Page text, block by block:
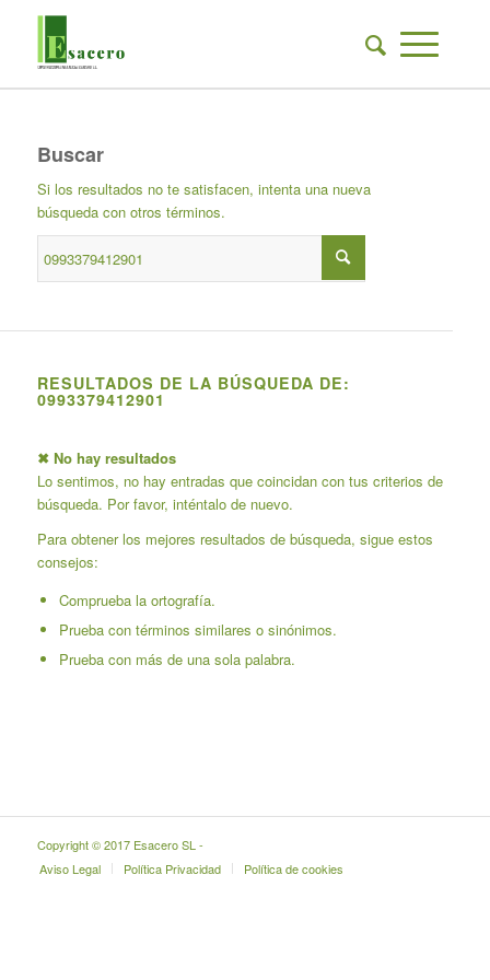
Buscar
Si los resultados no te satisfacen, intenta una nueva
búsqueda con otros términos.
RESULTADOS DE LA BÚSQUEDA DE:
0993379412901
✖ No hay resultados
Lo sentimos, no hay entradas que coincidan con tus criterios de
búsqueda. Por favor, inténtalo de nuevo.
Para obtener los mejores resultados de búsqueda, sigue estos
consejos:
Comprueba la ortografía.
Prueba con términos similares o sinónimos.
Prueba con más de una sola palabra.
Copyright © 2017 Esacero SL -
Aviso Legal
Política Privacidad Política de cookies